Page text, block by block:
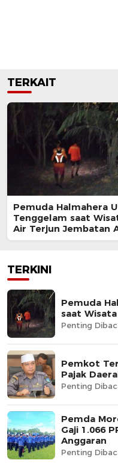
TERKAIT
Pemuda Halmahera
Tenggelam saat
Air Terjun Jembatan
TERKINI
Pemuda
saat
Penting
Pemkot
Pajak
Penting
Pemda
Gaji 1.066
Anggaran
Penting